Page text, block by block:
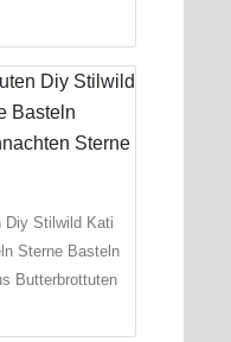
Diy Stilwild Kati
Sterne Basteln
Butterbrottuten